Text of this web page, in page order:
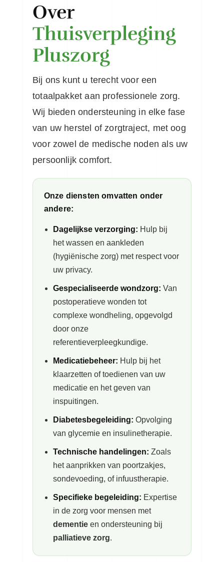
Over
Thuisverpleging
Pluszorg
Bij ons kunt u terecht voor een
totaalpakket aan professionele zorg.
Wij bieden ondersteuning in elke fase
van uw herstel of zorgtraject, met oog
voor zowel de medische noden als uw
persoonlijk comfort.
Onze diensten omvatten onder
andere:
Dagelijkse verzorging: Hulp bij
het wassen en aankleden
(hygiënische zorg) met respect voor
uw privacy.
Gespecialiseerde wondzorg: Van
postoperatieve wonden tot
complexe wondheling, opgevolgd
door onze
referentieverpleegkundige.
Medicatiebeheer: Hulp bij het
klaarzetten of toedienen van uw
medicatie en het geven van
inspuitingen.
Diabetesbegeleiding: Opvolging
van glycemie en insulinetherapie.
Technische handelingen: Zoals
het aanprikken van poortzakjes,
sondevoeding, of infuustherapie.
Specifieke begeleiding: Expertise
in de zorg voor mensen met
dementie en ondersteuning bij
palliatieve zorg.